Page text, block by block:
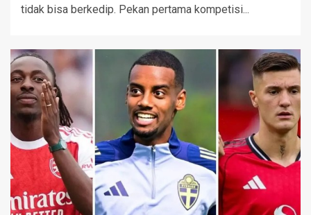
tidak bisa berkedip. Pekan pertama kompetisi...